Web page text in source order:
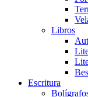
Libros
Escritura